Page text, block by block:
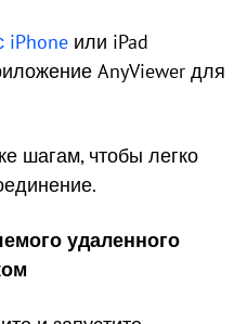
iPhone или iPad
AnyViewer для
шагам, чтобы легко
удаленного